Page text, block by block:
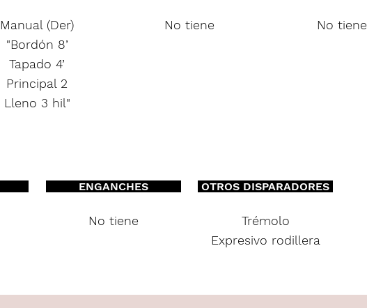
Manual (Der)
"Bordón 8’
Tapado 4’
Principal 2
Lleno 3 hil"
No tiene No tiene
ENGANCHES
No tiene
OTROS DISPARADORES
Trémolo
Expresivo rodillera